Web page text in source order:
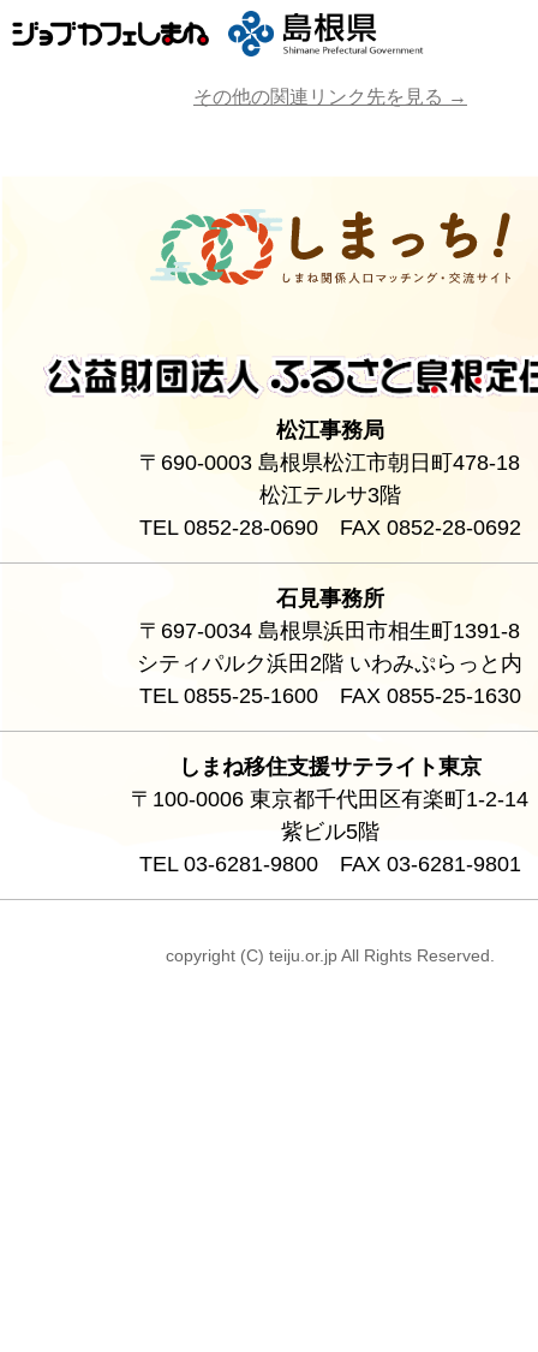
その他の関連リンク先を見る →
松江事務局
〒690-0003 島根県松江市朝日町478-18
松江テルサ3階
TEL 0852-28-0690 FAX 0852-28-0692
石見事務所
〒697-0034 島根県浜田市相生町1391-8
シティパルク浜田2階 いわみぷらっと内
TEL 0855-25-1600 FAX 0855-25-1630
しまね移住支援サテライト東京
〒100-0006 東京都千代田区有楽町1-2-14
紫ビル5階
TEL 03-6281-9800 FAX 03-6281-9801
copyright (C) teiju.or.jp All Rights Reserved.